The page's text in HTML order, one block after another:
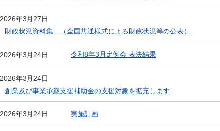
2026年3月27日
財政状況資料集 （全国共通様式による財政状況等の公表）
2026年3月24日 令和8年3月定例会 表決結果
2026年3月24日
創業及び事業承継支援補助金の支援対象を拡充します
2026年3月24日 実施計画